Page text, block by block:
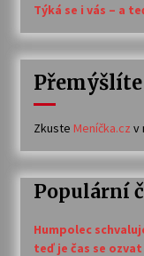
Týká se i vás – a
Zkuste Meníčka.cz v
Populární
Humpolec
teď je čas se ozvat